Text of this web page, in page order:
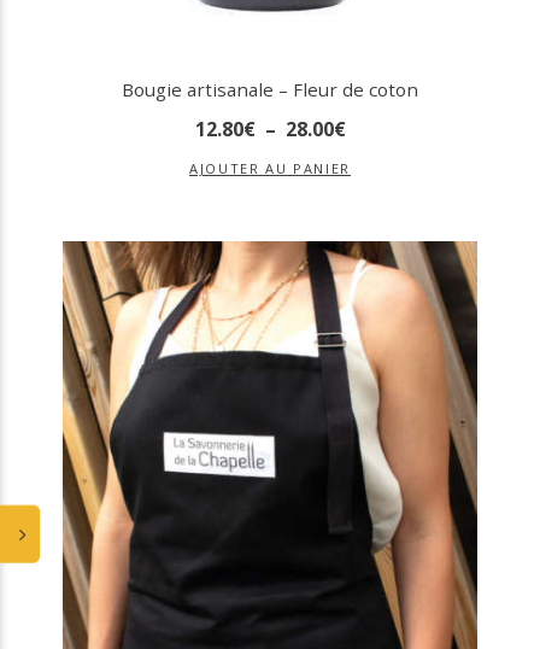
Bougie artisanale – Fleur de coton
12.80€ – 28.00€
AJOUTER AU PANIER